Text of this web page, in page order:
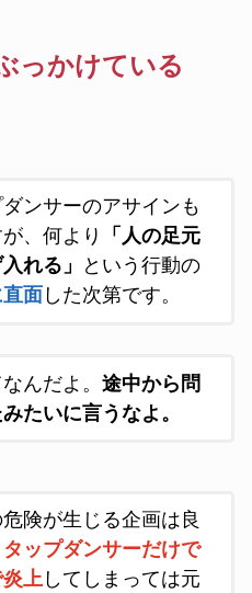
っかけている
ンサーのアサインも
、何より
「人の足元
れる」
という行動の
面 した次第です。
んだよ。 途中から問
たいに言うなよ。
険が生じる企画は良
タップダンサーだけで
上してしまっては元